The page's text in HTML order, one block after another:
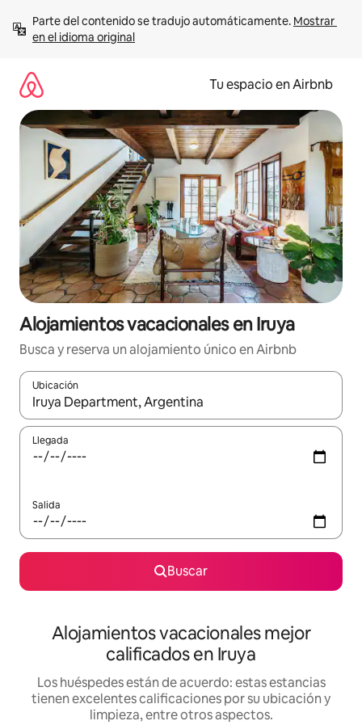
contenido
Parte del contenido se tradujo automáticamente. Mostrar
en el idioma original
Tu espacio en Airbnb
Alojamientos vacacionales en Iruya
Busca y reserva un alojamiento único en Airbnb
Ubicación
Cuando los resultados estén disponibles, podrás navegar
Llegada
Salida
Buscar
Alojamientos vacacionales mejor
calificados en Iruya
Los huéspedes están de acuerdo: estas estancias
tienen excelentes calificaciones por su ubicación y
limpieza, entre otros aspectos.